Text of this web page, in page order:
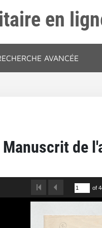
en
AVANCÉE
Manuscrit de
of